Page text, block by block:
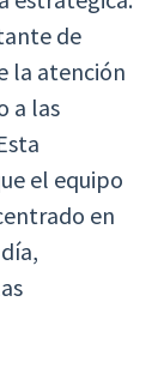
de
la atención
a las
el equipo
en